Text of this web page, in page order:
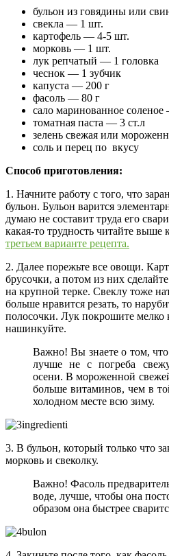
бульон из говядины или
свекла — 1 шт.
картофель — 4-5 шт.
морковь — 1 шт.
лук репчатый — 1 головка
чеснок — 1 зубчик
капуста — 200 г
фасоль — 80 г
сало маринованное
томатная паста — 3 ст.л
зелень свежая или
соль и перец по вкусу
Способ приготовления:
1. Начните работу с того, что
бульон. Бульон варится
думаю не составит труда его
какая-то трудность читайте выше
третьем варианте рецепта.
2. Далее порежьте все овощи.
брусочки, а потом из них
на крупной терке. Свеклу тоже
больше нравится резать, то
полосочки. Лук покрошите мелко
нашинкуйте.
Важно! Вы знаете о том, что
лучше не с погреба
осени. В мороженной
больше витаминов, чем в
холодном месте всю зиму.
3. В бульон, который только что
морковь и свеколку.
Важно! Фасоль
воде, лучше, чтобы она
образом она быстрее